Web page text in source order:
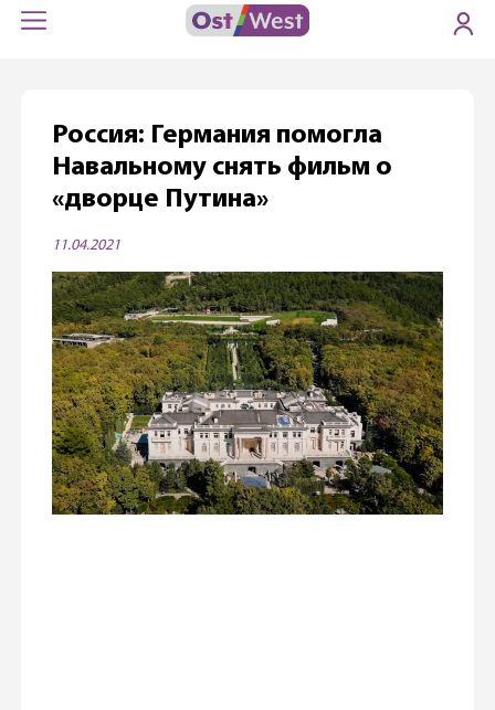
Россия: Германия помогла
Навальному снять фильм о
«дворце Путина»
11.04.2021